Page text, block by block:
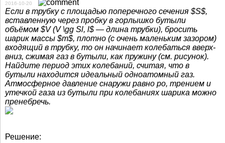
Мат. онлайн сервисы
Физ.-хим. справочник
Форум
Дополнительно
Авторизация
2016-10-20
Если в трубку с площадью поперечного сечения $S$,
вставленную через пробку в горлышко бутыли
объёмом $V (V \gg Sl, l$ — длина трубки), бросить
шарик массы $m$, плотно (с очень маленьким зазором)
входящий в трубку, то он начинает колебаться вверх-
вниз, сжимая газ в бутыли, как пружину (см. рисунок).
Найдите период этих колебаний, считая, что в
бутыли находится идеальный одноатомный газ.
Атмосферное давление снаружи равно ро, трением и
утечкой газа из бутыли при колебаниях шарика можно
пренебречь.
Решение: